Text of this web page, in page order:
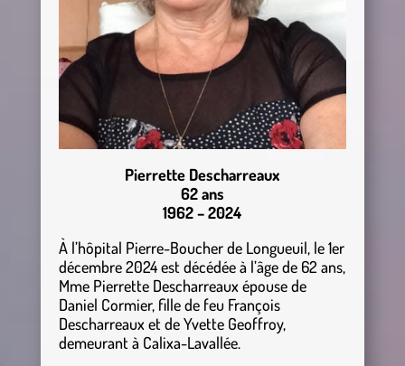
Pierrette Descharreaux
62 ans
1962 – 2024
À l’hôpital Pierre-Boucher de Longueuil, le 1er
décembre 2024 est décédée à l’âge de 62 ans,
Mme Pierrette Descharreaux épouse de
Daniel Cormier, fille de feu François
Descharreaux et de Yvette Geoffroy,
demeurant à Calixa-Lavallée.